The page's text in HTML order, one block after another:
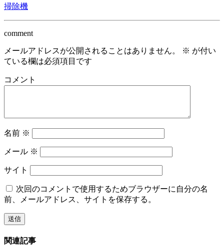
掃除機
comment
メールアドレスが公開されることはありません。 ※ が付い
ている欄は必須項目です
コメント
名前 ※
メール ※
サイト
次回のコメントで使用するためブラウザーに自分の名
前、メールアドレス、サイトを保存する。
関連記事